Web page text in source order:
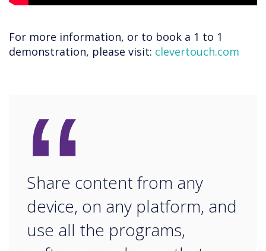
For more information, or to book a 1 to 1
demonstration, please visit: clevertouch.com
“
Share content from any
device, on any platform, and
use all the programs,